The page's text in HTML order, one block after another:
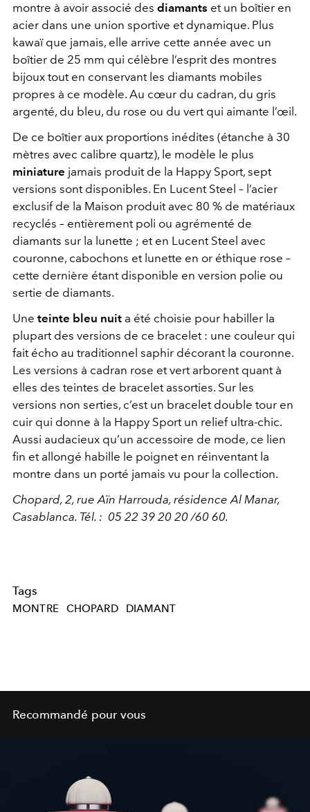
montre à avoir associé des diamants et un boîtier en
acier dans une union sportive et dynamique. Plus
kawaï que jamais, elle arrive cette année avec un
boîtier de 25 mm qui célèbre l’esprit des montres
bijoux tout en conservant les diamants mobiles
propres à ce modèle. Au cœur du cadran, du gris
argenté, du bleu, du rose ou du vert qui aimante l’œil.
De ce boîtier aux proportions inédites (étanche à 30
mètres avec calibre quartz), le modèle le plus
miniature jamais produit de la Happy Sport, sept
versions sont disponibles. En Lucent Steel – l’acier
exclusif de la Maison produit avec 80 % de matériaux
recyclés – entièrement poli ou agrémenté de
diamants sur la lunette ; et en Lucent Steel avec
couronne, cabochons et lunette en or éthique rose –
cette dernière étant disponible en version polie ou
sertie de diamants.
Une teinte bleu nuit a été choisie pour habiller la
plupart des versions de ce bracelet : une couleur qui
fait écho au traditionnel saphir décorant la couronne.
Les versions à cadran rose et vert arborent quant à
elles des teintes de bracelet assorties. Sur les
versions non serties, c’est un bracelet double tour en
cuir qui donne à la Happy Sport un relief ultra-chic.
Aussi audacieux qu’un accessoire de mode, ce lien
fin et allongé habille le poignet en réinventant la
montre dans un porté jamais vu pour la collection.
Chopard, 2, rue Aïn Harrouda, résidence Al Manar,
Casablanca. Tél. : 05 22 39 20 20 /60 60.
Tags
MONTRE CHOPARD DIAMANT
Recommandé pour vous